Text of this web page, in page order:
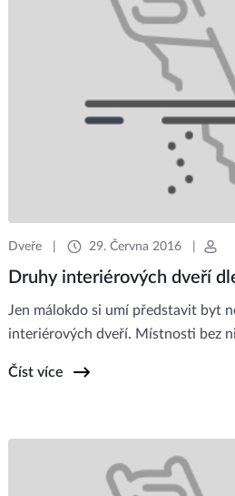
Dveře| 29. Června 2016|
Druhy interiérových dveří
Jen málokdo si umí představit byt
interiérových dveří. Místnosti bez
Číst více